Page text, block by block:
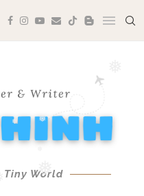
❅
Tiny World